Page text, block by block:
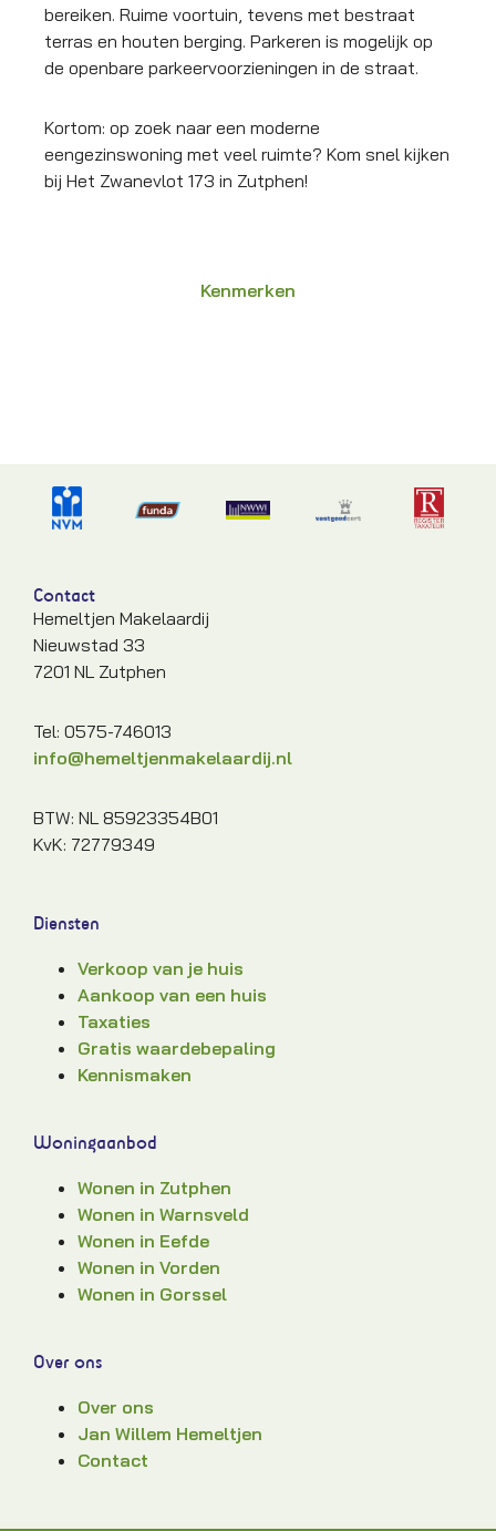
Kenmerken
bereiken. Ruime voortuin, tevens met bestraat
terras en houten berging. Parkeren is mogelijk op
de openbare parkeervoorzieningen in de straat.
Kortom: op zoek naar een moderne
eengezinswoning met veel ruimte? Kom snel kijken
bij Het Zwanevlot 173 in Zutphen!
Contact
Hemeltjen Makelaardij
Nieuwstad 33
7201 NL Zutphen
Tel: 0575-746013
info@hemeltjenmakelaardij.nl
BTW: NL 85923354B01
KvK: 72779349
Diensten
Verkoop van je huis
Aankoop van een huis
Taxaties
Gratis waardebepaling
Kennismaken
Woningaanbod
Wonen in Zutphen
Wonen in Warnsveld
Wonen in Eefde
Wonen in Vorden
Wonen in Gorssel
Over ons
Over ons
Jan Willem Hemeltjen
Contact